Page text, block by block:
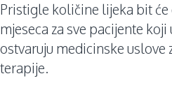
Kolumne
Lične priče
Saradnja sa medijima
Pristigle količine lijeka bit će
mjeseca za sve pacijente
ostvaruju medicinske
terapije.